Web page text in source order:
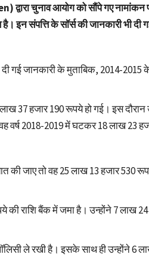
द्वारा चुनाव आयोग को सौंपे गए
इन संपत्ति के सॉर्स की जानकारी भी दी
गई जानकारी के मुताबिक, 2014-
37 हजार 190 रूपये हो गई। इस
वर्ष 2018-2019 में घटकर 18 लाख 23
की जाए तो वह 25 लाख 13 हजार 530
की राशि बैंक में जमा है। उन्होंने 7 लाख
ले रखी है। इसके साथ ही उन्होंने 6